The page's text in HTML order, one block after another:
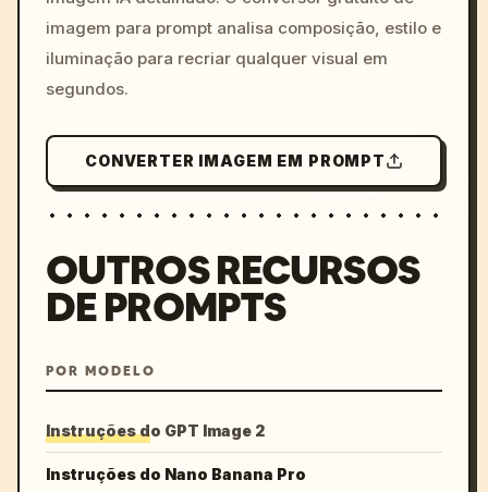
imagem para prompt analisa composição, estilo e
iluminação para recriar qualquer visual em
segundos.
CONVERTER IMAGEM EM PROMPT
OUTROS RECURSOS
DE PROMPTS
POR MODELO
Instruções do GPT Image 2
Instruções do Nano Banana Pro